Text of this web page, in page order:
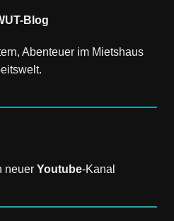
Blog
Abenteuer im Mietshaus
neuer Youtube-Kanal